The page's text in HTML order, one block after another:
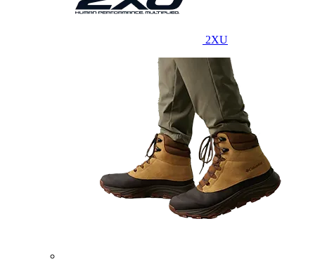
2XU